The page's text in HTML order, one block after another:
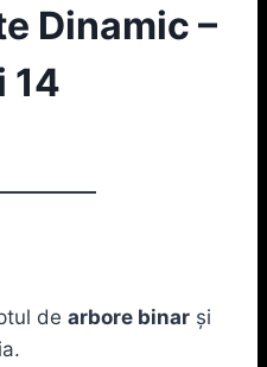
Dinamic –
14
de arbore binar și